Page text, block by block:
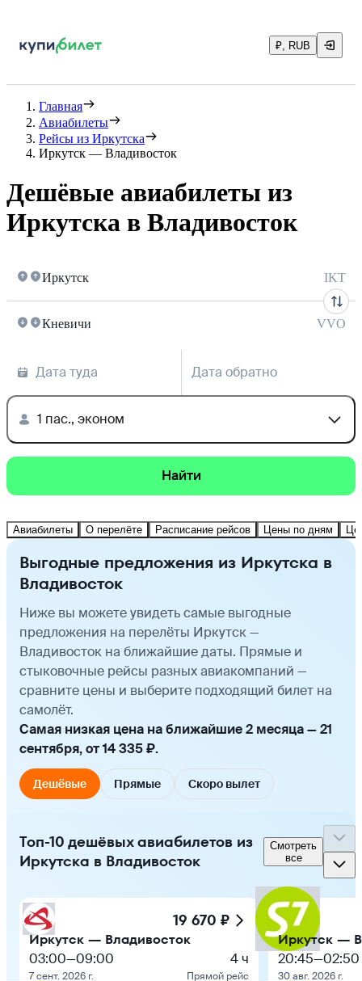
₽, RUB
Главная
Авиабилеты
Рейсы из Иркутска
Иркутск — Владивосток
Дешёвые авиабилеты из
Иркутска в Владивосток
Иркутск IKT
Кневичи VVO
Дата туда Дата обратно
1 пас., эконом
Найти
Авиабилеты О перелёте Расписание рейсов Цены по дням
Выгодные предложения из Иркутска в
Владивосток
Ниже вы можете увидеть самые выгодные
предложения на перелёты Иркутск —
Владивосток на ближайшие даты. Прямые и
стыковочные рейсы разных авиакомпаний —
сравните цены и выберите подходящий билет на
самолёт.
Самая низкая цена на ближайшие 2 месяца — 21
сентября, от 14 335 ₽.
Дешёвые Прямые Скоро вылет
Топ-10 дешёвых авиабилетов из
Иркутска в Владивосток
Смотреть
все
19 670 ₽
Иркутск — Владивосток
03:00—09:00
7 сент. 2026 г.
4 ч
Прямой рейс
Иркутск —
20:45—02:50
30 авг. 2026 г.